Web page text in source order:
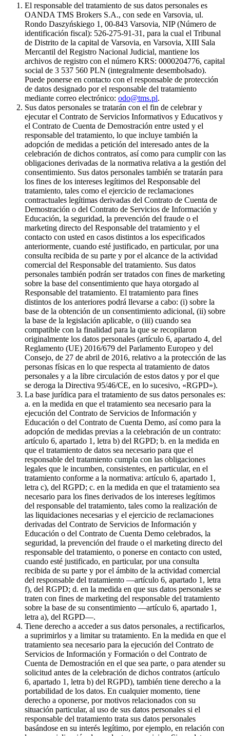
El responsable del tratamiento de sus datos personales es
OANDA TMS Brokers S.A., con sede en Varsovia, ul.
Rondo Daszyńskiego 1, 00-843 Varsovia, NIP (Número de
identificación fiscal): 526-275-91-31, para la cual el Tribunal
de Distrito de la capital de Varsovia, en Varsovia, XIII Sala
Mercantil del Registro Nacional Judicial, mantiene los
archivos de registro con el número KRS: 0000204776, capital
social de 3 537 560 PLN (integralmente desembolsado).
Puede ponerse en contacto con el responsable de protección
de datos designado por el responsable del tratamiento
mediante correo electrónico: odo@tms.pl.
Sus datos personales se tratarán con el fin de celebrar y
ejecutar el Contrato de Servicios Informativos y Educativos y
el Contrato de Cuenta de Demostración entre usted y el
responsable del tratamiento, lo que incluye también la
adopción de medidas a petición del interesado antes de la
celebración de dichos contratos, así como para cumplir con las
obligaciones derivadas de la normativa relativa a la gestión del
consentimiento. Sus datos personales también se tratarán para
los fines de los intereses legítimos del Responsable del
tratamiento, tales como el ejercicio de reclamaciones
contractuales legítimas derivadas del Contrato de Cuenta de
Demostración o del Contrato de Servicios de Información y
Educación, la seguridad, la prevención del fraude o el
marketing directo del Responsable del tratamiento y el
contacto con usted en casos distintos a los especificados
anteriormente, cuando esté justificado, en particular, por una
consulta recibida de su parte y por el alcance de la actividad
comercial del Responsable del tratamiento. Sus datos
personales también podrán ser tratados con fines de marketing
sobre la base del consentimiento que haya otorgado al
Responsable del tratamiento. El tratamiento para fines
distintos de los anteriores podrá llevarse a cabo: (i) sobre la
base de la obtención de un consentimiento adicional, (ii) sobre
la base de la legislación aplicable, o (iii) cuando sea
compatible con la finalidad para la que se recopilaron
originalmente los datos personales (artículo 6, apartado 4, del
Reglamento (UE) 2016/679 del Parlamento Europeo y del
Consejo, de 27 de abril de 2016, relativo a la protección de las
personas físicas en lo que respecta al tratamiento de datos
personales y a la libre circulación de estos datos y por el que
se deroga la Directiva 95/46/CE, en lo sucesivo, «RGPD»).
La base jurídica para el tratamiento de sus datos personales es:
a. en la medida en que el tratamiento sea necesario para la
ejecución del Contrato de Servicios de Información y
Educación o del Contrato de Cuenta Demo, así como para la
adopción de medidas previas a la celebración de un contrato:
artículo 6, apartado 1, letra b) del RGPD; b. en la medida en
que el tratamiento de datos sea necesario para que el
responsable del tratamiento cumpla con las obligaciones
legales que le incumben, consistentes, en particular, en el
tratamiento conforme a la normativa: artículo 6, apartado 1,
letra c), del RGPD; c. en la medida en que el tratamiento sea
necesario para los fines derivados de los intereses legítimos
del responsable del tratamiento, tales como la realización de
las liquidaciones necesarias y el ejercicio de reclamaciones
derivadas del Contrato de Servicios de Información y
Educación o del Contrato de Cuenta Demo celebrados, la
seguridad, la prevención del fraude o el marketing directo del
responsable del tratamiento, o ponerse en contacto con usted,
cuando esté justificado, en particular, por una consulta
recibida de su parte y por el ámbito de la actividad comercial
del responsable del tratamiento —artículo 6, apartado 1, letra
f), del RGPD; d. en la medida en que sus datos personales se
traten con fines de marketing del responsable del tratamiento
sobre la base de su consentimiento —artículo 6, apartado 1,
letra a), del RGPD—.
Tiene derecho a acceder a sus datos personales, a rectificarlos,
a suprimirlos y a limitar su tratamiento. En la medida en que el
tratamiento sea necesario para la ejecución del Contrato de
Servicios de Información y Formación o del Contrato de
Cuenta de Demostración en el que sea parte, o para atender su
solicitud antes de la celebración de dichos contratos (artículo
6, apartado 1, letra b) del RGPD), también tiene derecho a la
portabilidad de los datos. En cualquier momento, tiene
derecho a oponerse, por motivos relacionados con su
situación particular, al uso de sus datos personales si el
responsable del tratamiento trata sus datos personales
basándose en su interés legítimo, por ejemplo, en relación con